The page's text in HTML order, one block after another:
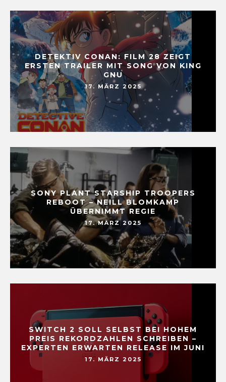
DETEKTIV CONAN: FILM 28 ZEIGT
ERSTEN TRAILER MIT SONG VON KING
GNU
17. MÄRZ 2025
SONY PLANT STARSHIP TROOPERS
REBOOT – NEILL BLOMKAMP
ÜBERNIMMT REGIE
17. MÄRZ 2025
SWITCH 2 SOLL SELBST BEI HOHEM
PREIS REKORDZAHLEN SCHREIBEN –
EXPERTEN ERWARTEN RELEASE IM JUNI
17. MÄRZ 2025